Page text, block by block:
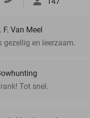
F. Van Meel
gezellig en leerzaam.
Tot snel.